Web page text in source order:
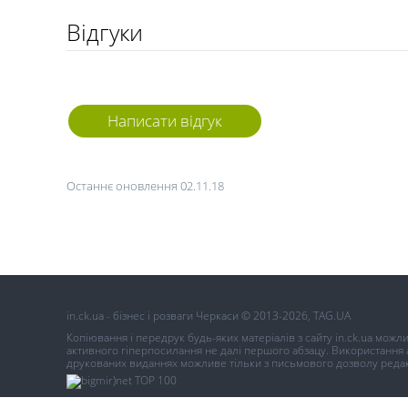
Відгуки
Написати відгук
Останнє оновлення 02.11.18
in.ck.ua - бізнес і розваги Черкаси © 2013-2026, TAG.UA
Копіювання і передрук будь-яких матеріалів з сайту in.ck.ua
активного гіперпосилання не далі першого абзацу. Використання
друкованих виданнях можливе тільки з письмового дозволу